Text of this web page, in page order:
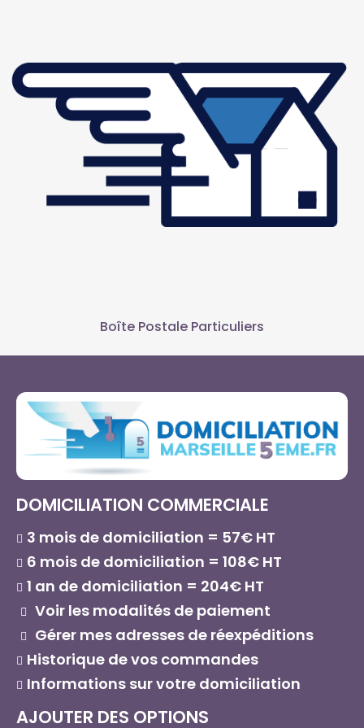
Boîte Postale Particuliers
DOMICILIATION COMMERCIALE
3 mois de domiciliation = 57€ HT
6 mois de domiciliation = 108€ HT
1 an de domiciliation = 204€ HT
Voir les modalités de paiement
Gérer mes adresses de réexpéditions
Historique de vos commandes
Informations sur votre domiciliation
AJOUTER DES OPTIONS